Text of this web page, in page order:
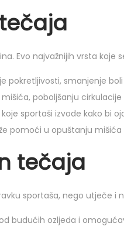
Evo najvažnijih vrsta koje
pokretljivosti, smanjenje
poboljšanju
sportaši izvode kako bi
pomoći u opuštanju mišića
tečaja
sportaša, nego utječe i
budućih ozljeda i